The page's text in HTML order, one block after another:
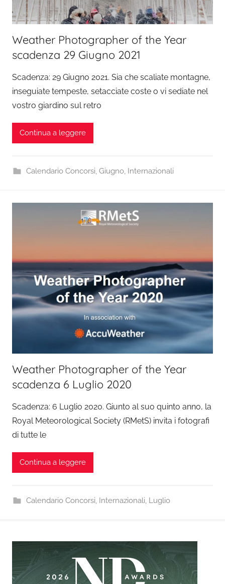
Weather Photographer of the Year
scadenza 29 Giugno 2021
Scadenza: 29 Giugno 2021. Sia che scaliate montagne,
inseguiate tempeste, setacciate coste o vi sediate nel
vostro giardino sul retro
Continua a leggere
Calendario Concorsi, Giugno, Internazionali
Weather Photographer of the Year
scadenza 6 Luglio 2020
Scadenza: 6 Luglio 2020. Giunto al suo quinto anno, la
Royal Meteorological Society (RMetS) invita i fotografi
di tutte le
Continua a leggere
Calendario Concorsi, Internazionali, Luglio